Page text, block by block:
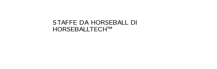
STAFFE DA HORSEBALL DI
HORSEBALLTECH™